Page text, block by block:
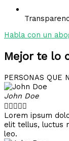
Habla con un
Mejor te lo
PERSONAS QUE
John Doe

Lorem ipsum
elit tellus, luctus
leo.